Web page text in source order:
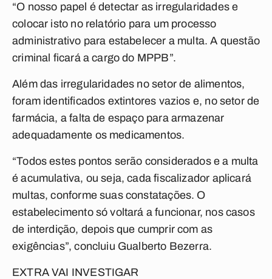
“O nosso papel é detectar as irregularidades e
colocar isto no relatório para um processo
administrativo para estabelecer a multa. A questão
criminal ficará a cargo do MPPB”.
Além das irregularidades no setor de alimentos,
foram identificados extintores vazios e, no setor de
farmácia, a falta de espaço para armazenar
adequadamente os medicamentos.
“Todos estes pontos serão considerados e a multa
é acumulativa, ou seja, cada fiscalizador aplicará
multas, conforme suas constatações. O
estabelecimento só voltará a funcionar, nos casos
de interdição, depois que cumprir com as
exigências”, concluiu Gualberto Bezerra.
EXTRA VAI INVESTIGAR